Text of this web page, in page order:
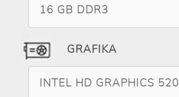
16 GB DDR3
GRAFIKA
INTEL HD GRAPHICS 520